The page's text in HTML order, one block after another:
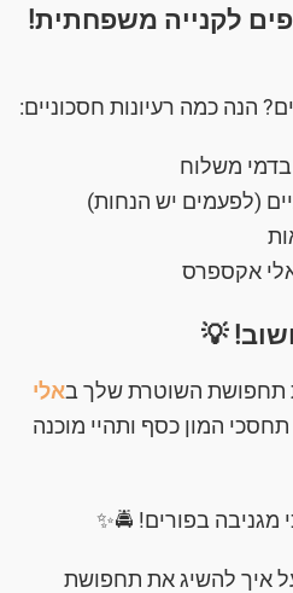
לקנייה משפחתית!
הנה כמה רעיונות חסכוניים:
בדמי משלוח
(לפעמים יש הנחות)
אקספרס
💡
תחפושת השוטרת שלך באלי
המון כסף ותהיי מוכנה
מגניבה בפורים! 🚔✨
איך להשיג את תחפושת